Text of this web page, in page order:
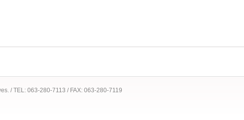
/ TEL: 063-280-7113 / FAX: 063-280-7119